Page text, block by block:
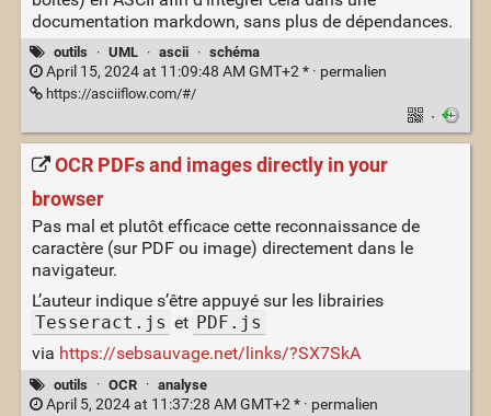
documentation markdown, sans plus de dépendances.
outils · UML · ascii · schéma
April 15, 2024 at 11:09:48 AM GMT+2 * · permalien
https://asciiflow.com/#/
·
OCR PDFs and images directly in your
browser
Pas mal et plutôt efficace cette reconnaissance de
caractère (sur PDF ou image) directement dans le
navigateur.
L’auteur indique s’être appuyé sur les librairies
Tesseract.js et PDF.js
via https://sebsauvage.net/links/?SX7SkA
outils · OCR · analyse
April 5, 2024 at 11:37:28 AM GMT+2 * · permalien